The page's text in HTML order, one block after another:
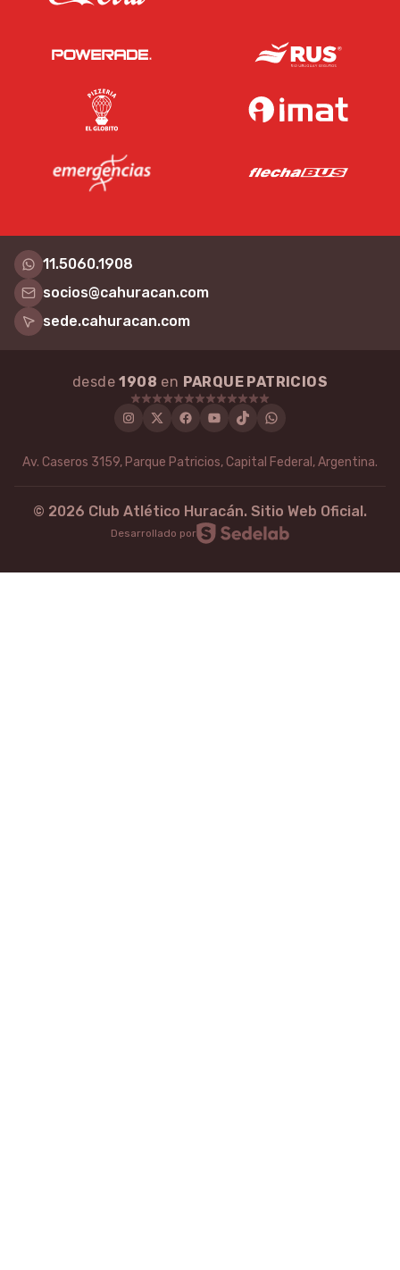
11.5060.1908
socios@cahuracan.com
sede.cahuracan.com
desde1908 en PARQUE PATRICIOS
Instagram
TwitterFacebook
Youtube
TiktokWhatsApp
Av. Caseros 3159, Parque Patricios, Capital Federal, Argentina.
© 2026 Club Atlético Huracán. Sitio Web Oficial.
Desarrollado por